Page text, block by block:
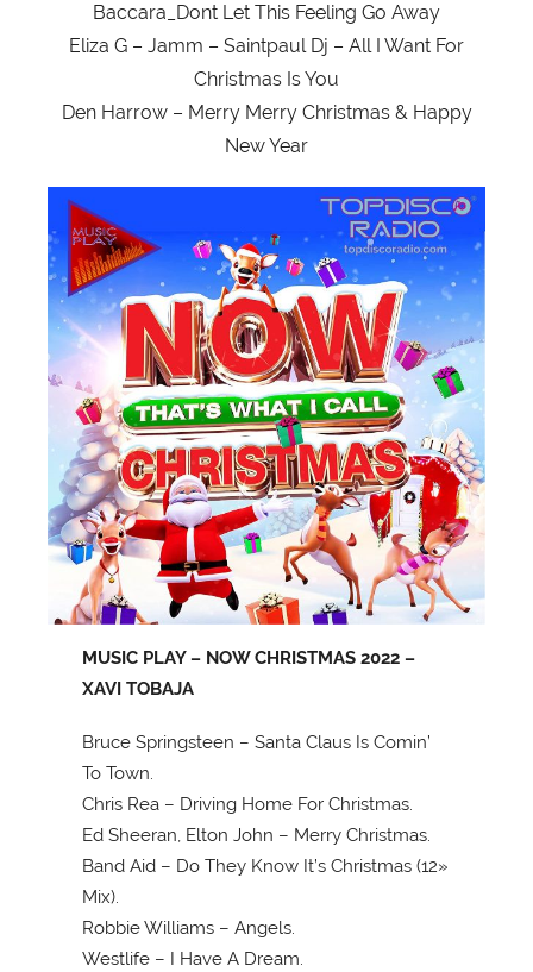
Baccara_Dont Let This Feeling Go Away
Eliza G – Jamm – Saintpaul Dj – All I Want For
Christmas Is You
Den Harrow – Merry Merry Christmas & Happy
New Year
MUSIC PLAY – NOW CHRISTMAS 2022 –
XAVI TOBAJA
Bruce Springsteen – Santa Claus Is Comin’
To Town.
Chris Rea – Driving Home For Christmas.
Ed Sheeran, Elton John – Merry Christmas.
Band Aid – Do They Know It’s Christmas (12»
Mix).
Robbie Williams – Angels.
Westlife – I Have A Dream.